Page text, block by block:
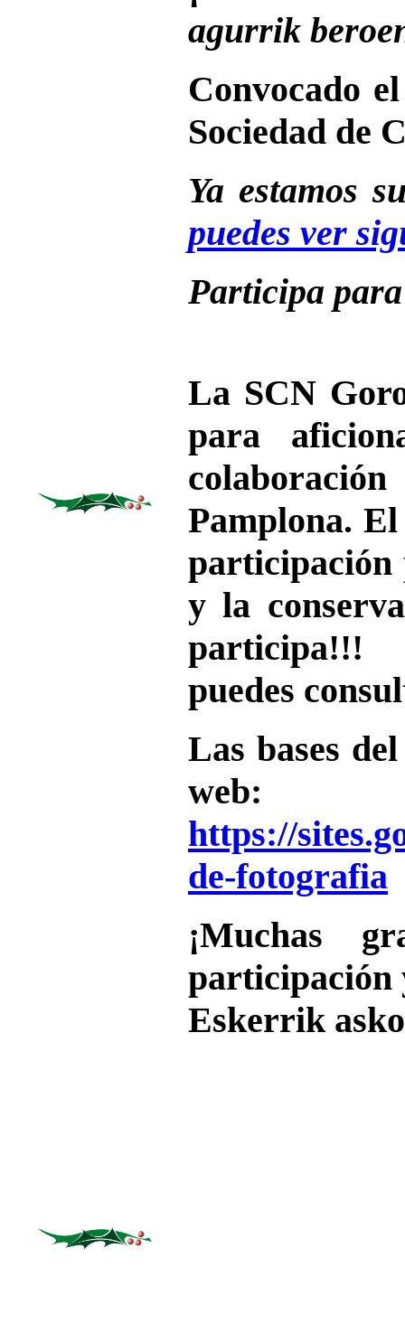
agurrik
Convocado
Sociedad de
Ya estamos
puedes ver
Participa
La SCN
para
Pamplona.
participación
y la
participa!!!
puedes
Las bases
web:
https://
de-fotografia
¡Muchas
participación
Eskerrik